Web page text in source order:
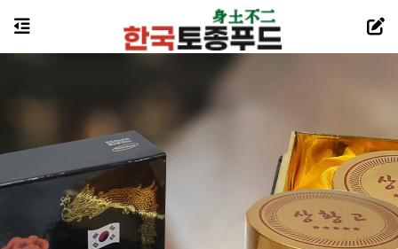
6년근 1등 흑삼 한국토종푸드!